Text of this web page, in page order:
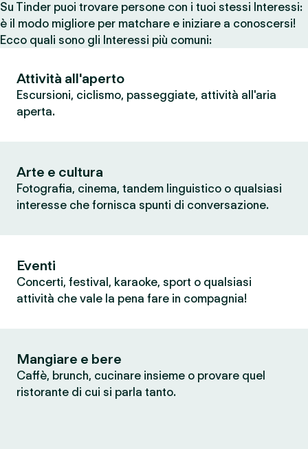
Su Tinder puoi trovare persone con i tuoi stessi Interessi:
è il modo migliore per matchare e iniziare a conoscersi!
Ecco quali sono gli Interessi più comuni:
Attività all'aperto
Escursioni, ciclismo, passeggiate, attività all'aria
aperta.
Arte e cultura
Fotografia, cinema, tandem linguistico o qualsiasi
interesse che fornisca spunti di conversazione.
Eventi
Concerti, festival, karaoke, sport o qualsiasi
attività che vale la pena fare in compagnia!
Mangiare e bere
Caffè, brunch, cucinare insieme o provare quel
ristorante di cui si parla tanto.